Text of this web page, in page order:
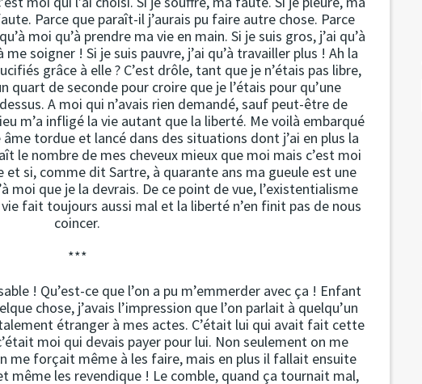
Parce que paraît-il j’aurais pu faire autre chose. Parce
moi qu’à prendre ma vie en main. Si je suis gros, j’ai qu’à
me soigner ! Si je suis pauvre, j’ai qu’à travailler plus ! Ah la
grâce à elle ? C’est drôle, tant que je n’étais pas libre,
quart de seconde pour croire que je l’étais pour qu’une
A moi qui n’avais rien demandé, sauf peut-être de
m’a infligé la vie autant que la liberté. Me voilà embarqué
tordue et lancé dans des situations dont j’ai en plus la
le nombre de mes cheveux mieux que moi mais c’est moi
et si, comme dit Sartre, à quarante ans ma gueule est une
moi que je la devrais. De ce point de vue, l’existentialisme
fait toujours aussi mal et la liberté n’en finit pas de nous
coincer.
***
! Qu’est-ce que l’on a pu m’emmerder avec ça ! Enfant
chose, j’avais l’impression que l’on parlait à quelqu’un
étranger à mes actes. C’était lui qui avait fait cette
moi qui devais payer pour lui. Non seulement on me
me forçait même à les faire, mais en plus il fallait ensuite
même les revendique ! Le comble, quand ça tournait mal,